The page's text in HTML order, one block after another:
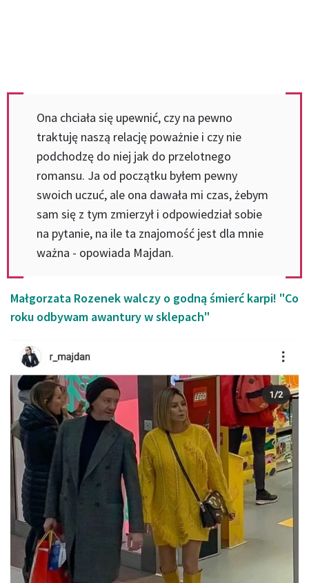
Ona chciała się upewnić, czy na pewno
traktuję naszą relację poważnie i czy nie
podchodzę do niej jak do przelotnego
romansu. Ja od początku byłem pewny
swoich uczuć, ale ona dawała mi czas, żebym
sam się z tym zmierzył i odpowiedział sobie
na pytanie, na ile ta znajomość jest dla mnie
ważna - opowiada Majdan.
Małgorzata Rozenek walczy o godną śmierć karpi! "Co
roku odbywam awantury w sklepach"